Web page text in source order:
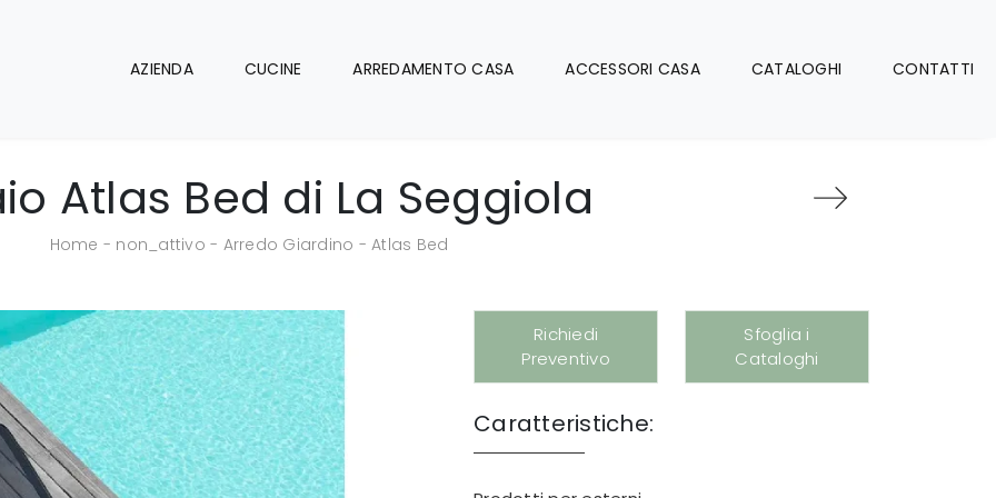
AZIENDA CUCINE ARREDAMENTO CASA ACCESSORI CASA CATALOGHI CONTATTI
Atlas Bed di La Seggiola
Home - non_attivo - Arredo Giardino -Atlas Bed
Richiedi
Preventivo
Sfoglia i
Cataloghi
Caratteristiche: